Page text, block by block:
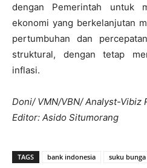
dengan Pemerintah untuk
ekonomi yang berkelanjutan
pertumbuhan dan
struktural, dengan tetap
inflasi.
Doni/ VMN/VBN/ Analyst-Vibiz
Editor: Asido Situmorang
TAGS bank indonesia suku